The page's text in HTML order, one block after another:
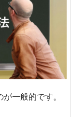
一般的です。